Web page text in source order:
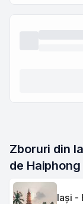
Zboruri din
de Haiphong
Iași -